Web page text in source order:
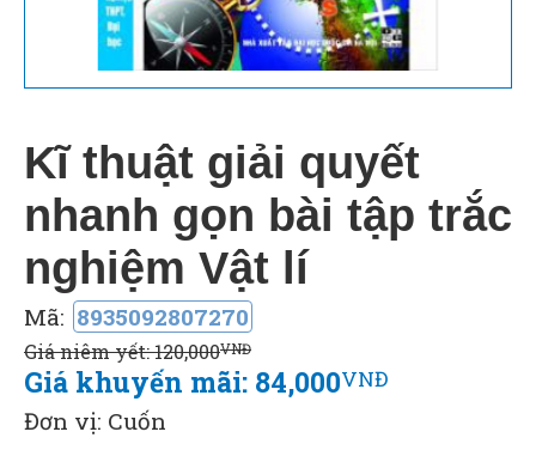
Kĩ thuật giải quyết
nhanh gọn bài tập trắc
nghiệm Vật lí
Mã: 8935092807270
Giá niêm yết: 120,000VNĐ
Giá khuyến mãi: 84,000VNĐ
Đơn vị: Cuốn